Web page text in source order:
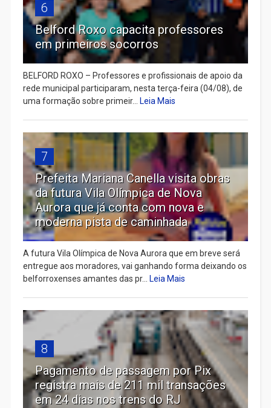
6
Belford Roxo capacita professores
em primeiros socorros
BELFORD ROXO – Professores e profissionais de apoio da
rede municipal participaram, nesta terça-feira (04/08), de
uma formação sobre primeir... Leia Mais
7
Prefeita Mariana Canella visita obras
da futura Vila Olímpica de Nova
Aurora que já conta com nova e
moderna pista de caminhada
A futura Vila Olímpica de Nova Aurora que em breve será
entregue aos moradores, vai ganhando forma deixando os
belforroxenses amantes das pr... Leia Mais
8
Pagamento de passagem por Pix
registra mais de 211 mil transações
em 24 dias nos trens do RJ